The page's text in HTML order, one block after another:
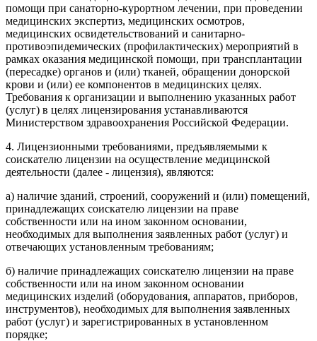
помощи при санаторно-курортном лечении, при проведении
медицинских экспертиз, медицинских осмотров,
медицинских освидетельствований и санитарно-
противоэпидемических (профилактических) мероприятий в
рамках оказания медицинской помощи, при трансплантации
(пересадке) органов и (или) тканей, обращении донорской
крови и (или) ее компонентов в медицинских целях.
Требования к организации и выполнению указанных работ
(услуг) в целях лицензирования устанавливаются
Министерством здравоохранения Российской Федерации.
4. Лицензионными требованиями, предъявляемыми к
соискателю лицензии на осуществление медицинской
деятельности (далее - лицензия), являются:
а) наличие зданий, строений, сооружений и (или) помещений,
принадлежащих соискателю лицензии на праве
собственности или на ином законном основании,
необходимых для выполнения заявленных работ (услуг) и
отвечающих установленным требованиям;
б) наличие принадлежащих соискателю лицензии на праве
собственности или на ином законном основании
медицинских изделий (оборудования, аппаратов, приборов,
инструментов), необходимых для выполнения заявленных
работ (услуг) и зарегистрированных в установленном
порядке;